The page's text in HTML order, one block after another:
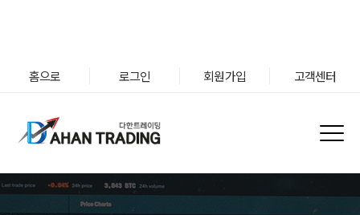
홈으로 로그인 회원가입 고객센터